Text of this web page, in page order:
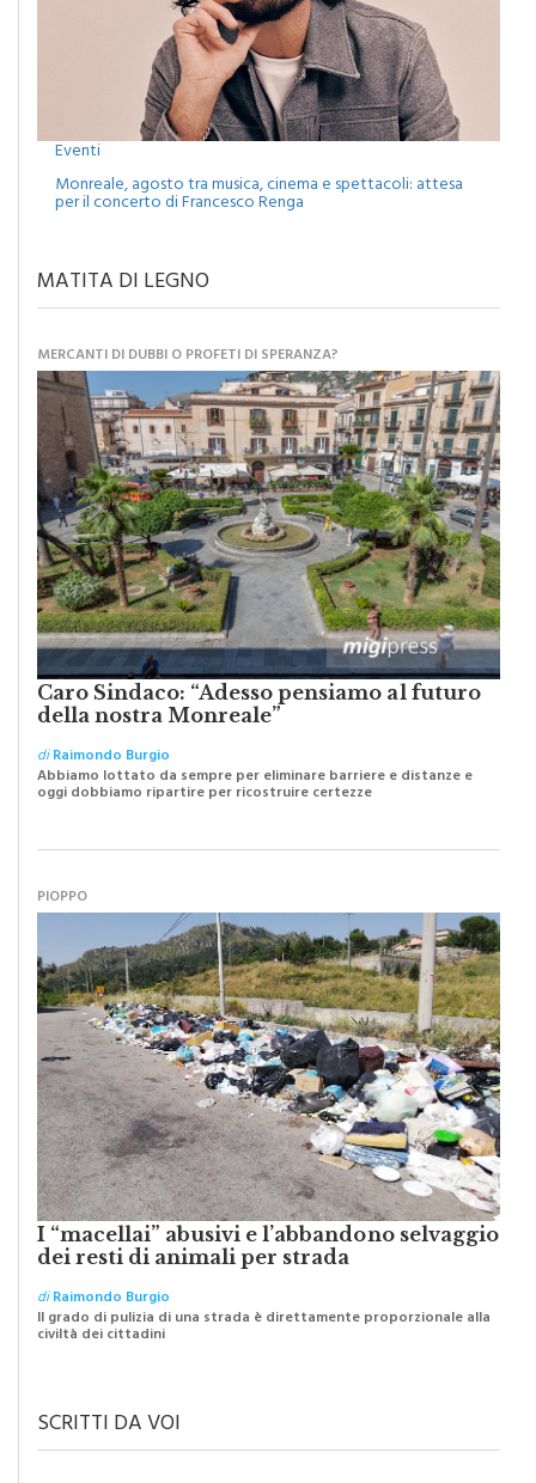
Monreale, agosto tra musica, cinema e spettacoli: attesa
per il concerto di Francesco Renga
Caro Sindaco: “Adesso pensiamo al futuro
della nostra Monreale”
diRaimondo Burgio
Abbiamo lottato da sempre per eliminare barriere e distanze e
oggi dobbiamo ripartire per ricostruire certezze
I “macellai” abusivi e l’abbandono selvaggio
dei resti di animali per strada
diRaimondo Burgio
Il grado di pulizia di una strada è direttamente proporzionale alla
civiltà dei cittadini